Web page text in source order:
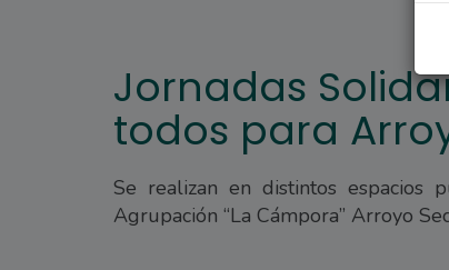
Jornadas
todos para
Se realizan en distintos espacios
Agrupación “La Cámpora” Arroyo